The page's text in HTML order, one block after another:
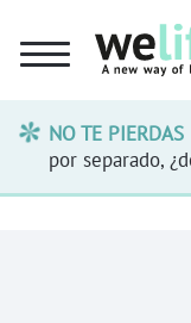
NO TE PIERDAS
por separado,